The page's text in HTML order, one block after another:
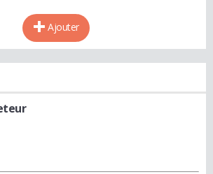
Ajouter